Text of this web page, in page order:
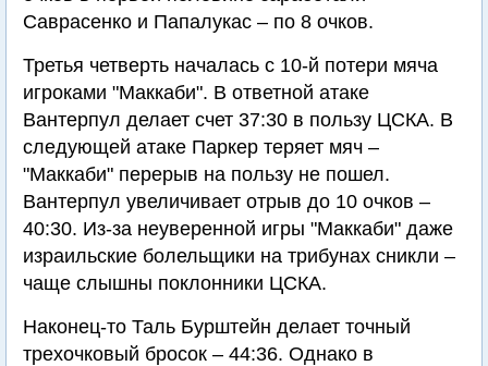
Саврасенко и Папалукас – по 8 очков.
Третья четверть началась с 10-й потери мяча
игроками "Маккаби". В ответной атаке
Вантерпул делает счет 37:30 в пользу ЦСКА. В
следующей атаке Паркер теряет мяч –
"Маккаби" перерыв на пользу не пошел.
Вантерпул увеличивает отрыв до 10 очков –
40:30. Из-за неуверенной игры "Маккаби" даже
израильские болельщики на трибунах сникли –
чаще слышны поклонники ЦСКА.
Наконец-то Таль Бурштейн делает точный
трехочковый бросок – 44:36. Однако в